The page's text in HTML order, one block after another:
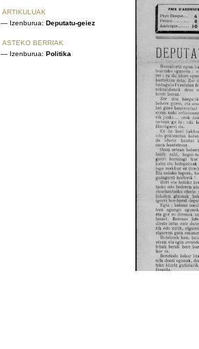
ARTIKULUAK
— Izenburua: Deputatu-geiez
ASTEKO BERRIAK
— Izenburua: Politika